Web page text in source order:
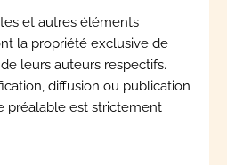
et autres éléments
la propriété exclusive de
leurs auteurs respectifs.
diffusion ou publication
préalable est strictement